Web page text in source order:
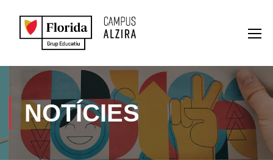
NOTÍCIES